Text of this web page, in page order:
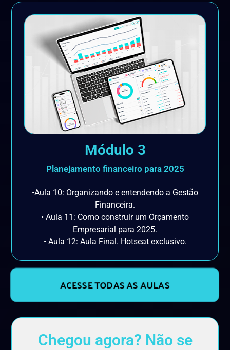
Módulo 3
Planejamento financeiro para 2025
•Aula 10: Organizando e entendendo a Gestão
Financeira.
• Aula 11: Como construir um Orçamento
Empresarial para 2025.
• Aula 12: Aula Final. Hotseat exclusivo.
ACESSE TODAS AS AULAS
Chegou agora? Não se